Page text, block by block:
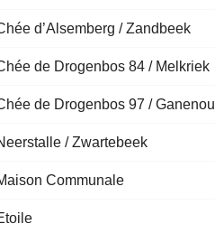
d’Alsemberg / Zandbeek
de Drogenbos 84 / Melkriek
de Drogenbos 97 / Ganenou
/ Zwartebeek
Communale